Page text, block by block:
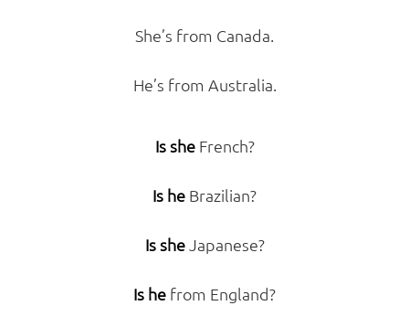
She’s from Canada.
He’s from Australia.
Is sheFrench?
Is he Brazilian?
Is sheJapanese?
Is he from England?